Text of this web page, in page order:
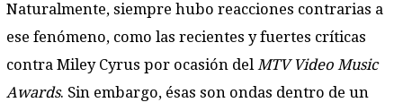
Naturalmente, siempre hubo reacciones contrarias a
ese fenómeno, como las recientes y fuertes críticas
contra Miley Cyrus por ocasión delMTV Video Music
Awards. Sin embargo, ésas son ondas dentro de un